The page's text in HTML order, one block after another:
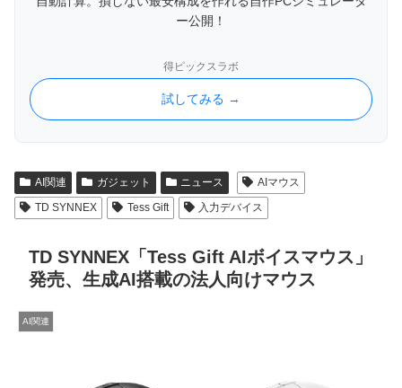
ー公開！
得ピックスラボ
試してみる →
AI関連 ガジェット ニュース
AIマウス
TD SYNNEX
Tess Gift 入力デバイス
TD SYNNEX「Tess Gift AIボイスマウス」
発売、生成AI搭載の法人向けマウス
AI関連